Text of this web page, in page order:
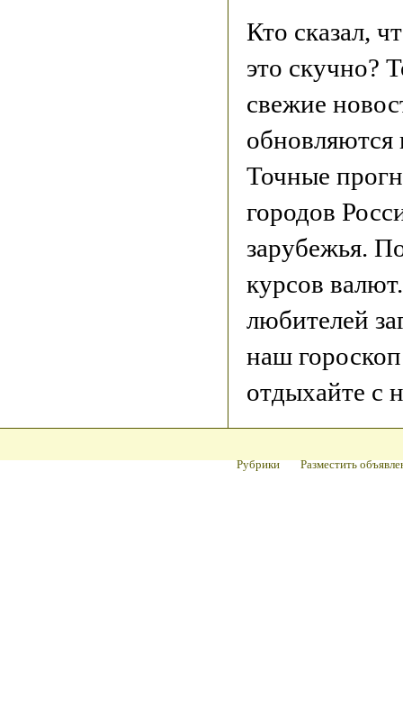
Кто сказал,
это скучно?
свежие
Точные
городов
зарубежья.
курсов
любителей
наш
отдыхайте с
Рубрики Разместить